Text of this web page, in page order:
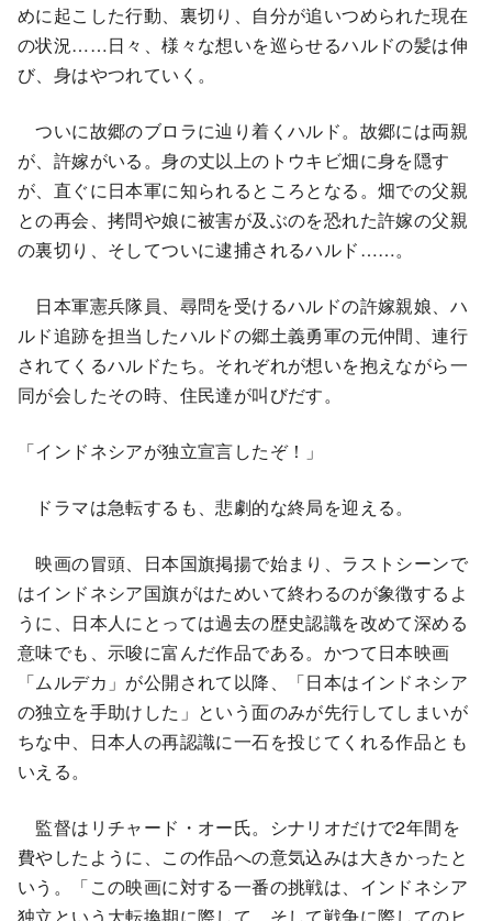
めに起こした行動、裏切り、自分が追いつめられた現在
の状況……日々、様々な想いを巡らせるハルドの髪は伸
び、身はやつれていく。
ついに故郷のブロラに辿り着くハルド。故郷には両親
が、許嫁がいる。身の丈以上のトウキビ畑に身を隠す
が、直ぐに日本軍に知られるところとなる。畑での父親
との再会、拷問や娘に被害が及ぶのを恐れた許嫁の父親
の裏切り、そしてついに逮捕されるハルド……。
日本軍憲兵隊員、尋問を受けるハルドの許嫁親娘、ハ
ルド追跡を担当したハルドの郷土義勇軍の元仲間、連行
されてくるハルドたち。それぞれが想いを抱えながら一
同が会したその時、住民達が叫びだす。
「インドネシアが独立宣言したぞ！」
ドラマは急転するも、悲劇的な終局を迎える。
映画の冒頭、日本国旗掲揚で始まり、ラストシーンで
はインドネシア国旗がはためいて終わるのが象徴するよ
うに、日本人にとっては過去の歴史認識を改めて深める
意味でも、示唆に富んだ作品である。かつて日本映画
「ムルデカ」が公開されて以降、「日本はインドネシア
の独立を手助けした」という面のみが先行してしまいが
ちな中、日本人の再認識に一石を投じてくれる作品とも
いえる。
監督はリチャード・オー氏。シナリオだけで2年間を
費やしたように、この作品への意気込みは大きかったと
いう。「この映画に対する一番の挑戦は、インドネシア